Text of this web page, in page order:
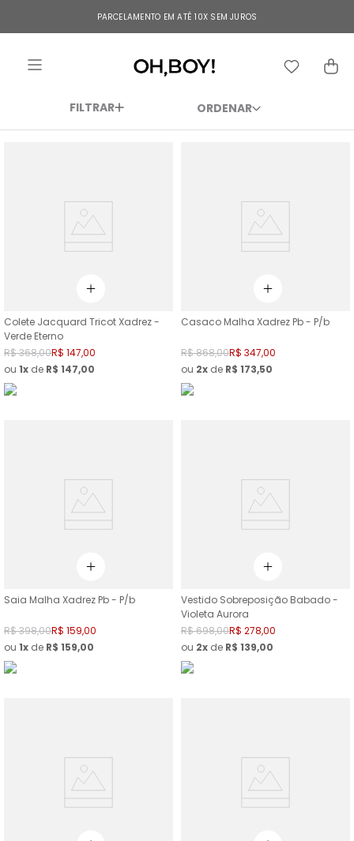
PARCELAMENTO EM ATÉ 10X SEM JUROS
FILTRAR
Colete Jacquard Tricot Xadrez -
Verde Eterno
R$368,00R$ 147,00
ou 1 de R$ 147,00
Casaco Malha Xadrez Pb - P/b
R$868,00R$ 347,00
ou 2 de R$ 173,50
Saia Malha Xadrez Pb - P/b
R$398,00R$ 159,00
ou 1 de R$ 159,00
Vestido Sobreposição Babado -
Violeta Aurora
R$698,00R$ 278,00
ou 2 de R$ 139,00
TERMOS MAIS BUSCADOS
vestido longo
calça jeans